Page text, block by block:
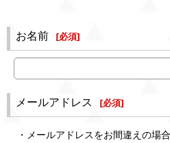
お名前 [必須]
メールアドレス [必須]
・メールアドレスをお間違えの場